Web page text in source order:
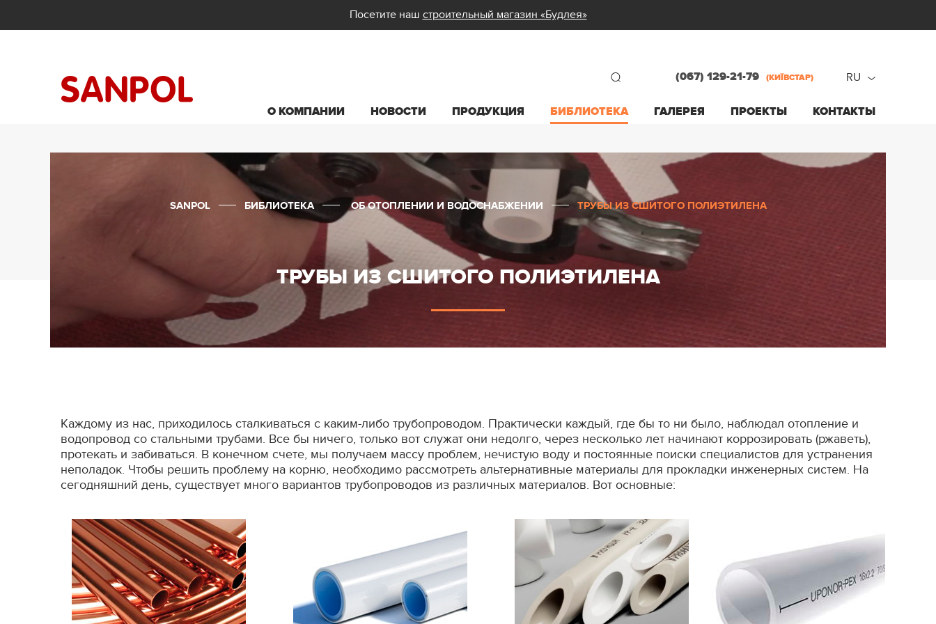
Посетите наш строительный магазин «Будлея»
О КОМПАНИИ НОВОСТИ ПРОДУКЦИЯ БИБЛИОТЕКА ГАЛЕРЕЯ ПРОЕКТЫ КОНТАКТЫ
(067) 129-21-79 (КИЇВСТАР)
RU
ua
ТРУБЫ ИЗ СШИТОГО ПОЛИЭТИЛЕНА
SANPOL БИБЛИОТЕКА ОБ ОТОПЛЕНИИ И ВОДОСНАБЖЕНИИ ТРУБЫ ИЗ СШИТОГО ПОЛИЭТИЛЕНА
Каждому из нас, приходилось сталкиваться с каким-либо трубопроводом. Практически каждый, где бы то ни было, наблюдал отопление и
водопровод со стальными трубами. Все бы ничего, только вот служат они недолго, через несколько лет начинают коррозировать (ржаветь),
протекать и забиваться. В конечном счете, мы получаем массу проблем, нечистую воду и постоянные поиски специалистов для устранения
неполадок. Чтобы решить проблему на корню, необходимо рассмотреть альтернативные материалы для прокладки инженерных систем. На
сегодняшний день, существует много вариантов трубопроводов из различных материалов. Вот основные: